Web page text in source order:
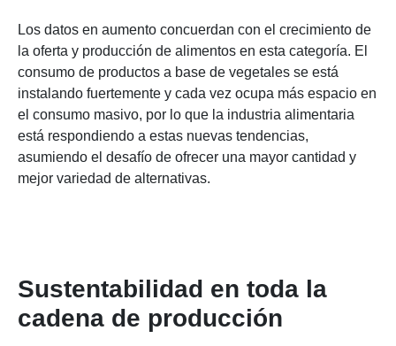
Los datos en aumento concuerdan con el crecimiento de
la oferta y producción de alimentos en esta categoría. El
consumo de productos a base de vegetales se está
instalando fuertemente y cada vez ocupa más espacio en
el consumo masivo, por lo que la industria alimentaria
está respondiendo a estas nuevas tendencias,
asumiendo el desafío de ofrecer una mayor cantidad y
mejor variedad de alternativas.
Sustentabilidad en toda la
cadena de producción